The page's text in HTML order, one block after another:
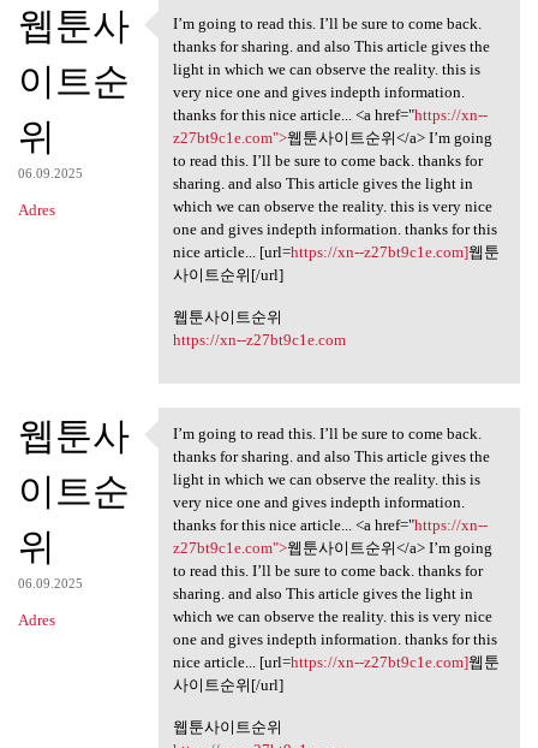
웹툰사
이트순
위
06.09.2025
Adres
I’m going to read this. I’ll
I’m going to read this. I’ll be sure to come back.
thanks for sharing. and also This article gives the
light in which we can observe the reality. this is
very nice one and gives indepth information.
thanks for this nice article... <a href="https://xn--
z27bt9c1e.com">웹툰사이트순위</a> I’m going
to read this. I’ll be sure to come back. thanks for
sharing. and also This article gives the light in
which we can observe the reality. this is very nice
one and gives indepth information. thanks for this
nice article... [url=https://xn--z27bt9c1e.com]웹툰
사이트순위[/url]
웹툰사이트순위
https://xn--z27bt9c1e.com
웹툰사
이트순
위
06.09.2025
Adres
I’m going to read this. I’ll
I’m going to read this. I’ll be sure to come back.
thanks for sharing. and also This article gives the
light in which we can observe the reality. this is
very nice one and gives indepth information.
thanks for this nice article... <a href="https://xn--
z27bt9c1e.com">웹툰사이트순위</a> I’m going
to read this. I’ll be sure to come back. thanks for
sharing. and also This article gives the light in
which we can observe the reality. this is very nice
one and gives indepth information. thanks for this
nice article... [url=https://xn--z27bt9c1e.com]웹툰
사이트순위[/url]
웹툰사이트순위